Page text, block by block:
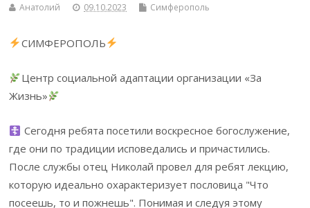
Анатолий 09.10.2023 Симферополь
СИМФЕРОПОЛЬ
Центр социальной адаптации организации «За
Жизнь»
Сегодня ребята посетили воскресное богослужение,
где они по традиции исповедались и причастились.
После службы отец Николай провел для ребят лекцию,
которую идеально охарактеризует пословица "Что
посеешь, то и пожнешь". Понимая и следуя этому